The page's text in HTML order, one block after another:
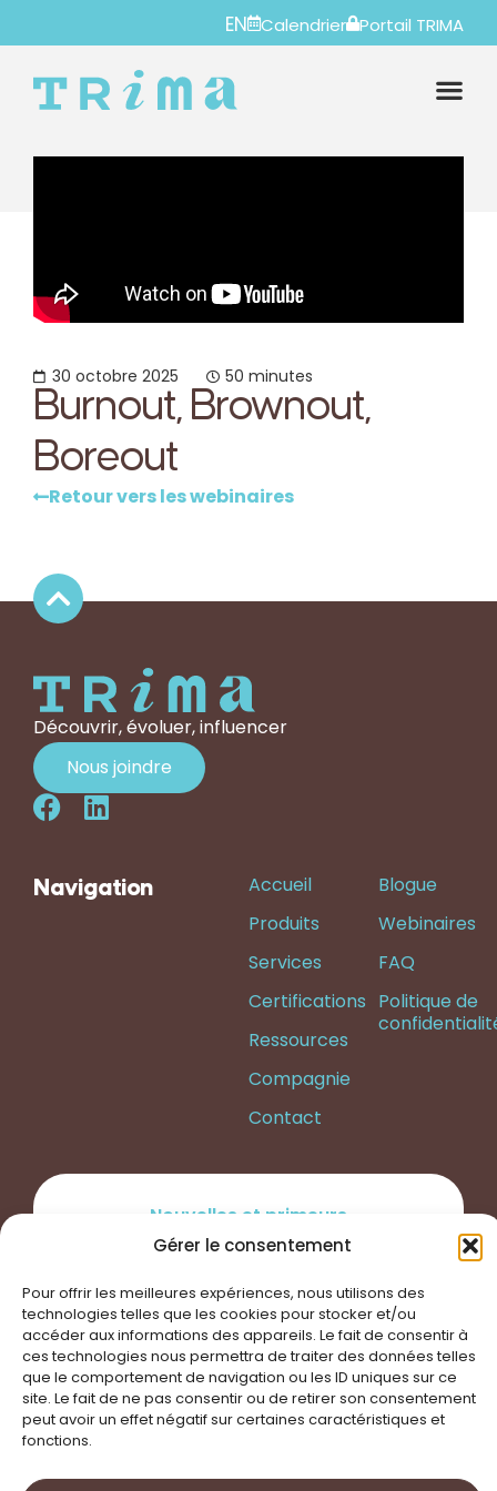
Gérer le consentement
Pour offrir les meilleures expériences, nous utilisons des
technologies telles que les cookies pour stocker et/ou
accéder aux informations des appareils. Le fait de consentir à
ces technologies nous permettra de traiter des données telles
que le comportement de navigation ou les ID uniques sur ce
site. Le fait de ne pas consentir ou de retirer son consentement
peut avoir un effet négatif sur certaines caractéristiques et
fonctions.
EN Calendrier Portail TRIMA
30 octobre 2025 50 minutes
Burnout, Brownout,
Boreout
Retour vers les webinaires
Découvrir, évoluer, influencer
Nous joindre
Navigation
Accueil
Produits
Services
Certifications
Ressources
Compagnie
Contact
Blogue
Webinaires
FAQ
Politique de
Nouvelles et primeurs
Abonnez-vous à notre infolettre !